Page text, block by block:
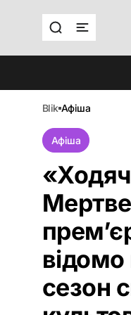
blik афіша
Афіша
відомо
сезон